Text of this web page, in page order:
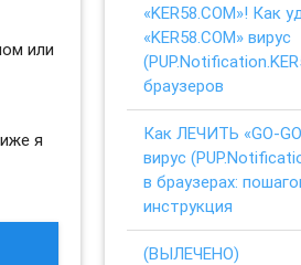
или
я
«KER58.COM»! Как
«KER58.COM» вирус
браузеров
Как ЛЕЧИТЬ «GO-
вирус
в браузерах:
инструкция
(ВЫЛЕЧЕНО)